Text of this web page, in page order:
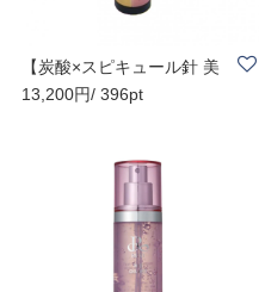
【炭酸×スピキュール針 美
容液】REVI 陶..
13,200円/ 396pt